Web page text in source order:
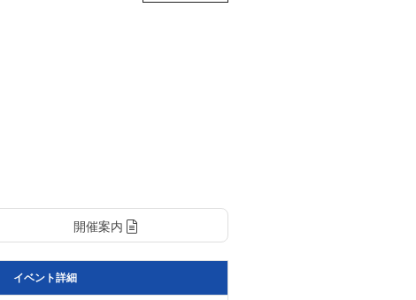
開催案内
イベント詳細